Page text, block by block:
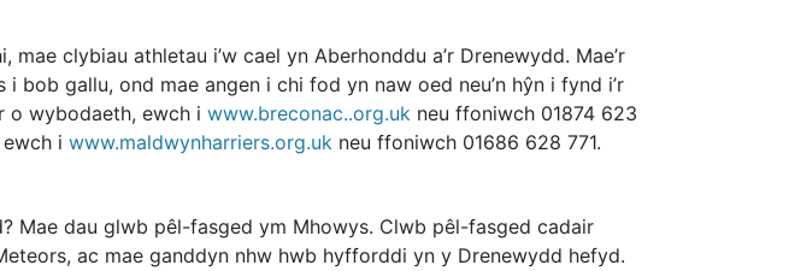
clybiau athletau i’w cael yn Aberhonddu a’r Drenewydd. Mae’r
bob gallu, ond mae angen i chi fod yn naw oed neu’n hŷn i fynd i’r
o wybodaeth, ewch i www.breconac..org.uk neu ffoniwch 01874 623
i www.maldwynharriers.org.uk neu ffoniwch 01686 628 771.
Mae dau glwb pêl-fasged ym Mhowys. Clwb pêl-fasged cadair
ac mae ganddyn nhw hwb hyfforddi yn y Drenewydd hefyd.